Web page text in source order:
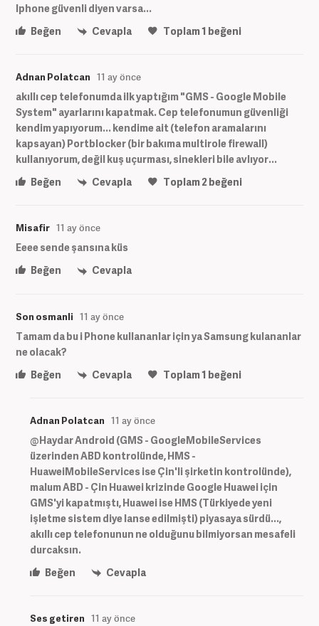
Iphone güvenli diyen varsa...
Beğen
Cevapla Toplam1 beğeni
Adnan Polatcan 11 ay önce
akıllı cep telefonumda ilk yaptığım "GMS - Google Mobile
System" ayarlarını kapatmak. Cep telefonumun güvenliği
kendim yapıyorum... kendime ait (telefon aramalarını
kapsayan) Portblocker (bir bakıma multirole firewall)
kullanıyorum, değil kuş uçurması, sinekleri bile avlıyor...
Beğen
Cevapla Toplam2beğeni
Misafir 11 ay önce
Eeee sende şansına küs
Beğen
Cevapla
Son osmanli 11 ay önce
Tamam da bu i Phone kullananlar için ya Samsung kulananlar
ne olacak?
Beğen
Cevapla Toplam1 beğeni
Adnan Polatcan 11 ay önce
@Haydar Android (GMS - GoogleMobileServices
üzerinden ABD kontrolünde, HMS -
HuaweiMobileServices ise Çin'li şirketin kontrolünde),
malum ABD - Çin Huawei krizinde Google Huawei için
GMS'yi kapatmıştı, Huawei ise HMS (Türkiyede yeni
işletme sistem diye lanse edilmişti) piyasaya sürdü...,
akıllı cep telefonunun ne olduğunu bilmiyorsan mesafeli
durcaksın.
Beğen
Cevapla
Ses getiren 11 ay önce